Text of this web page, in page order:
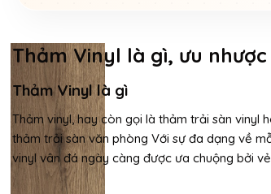
Thảm Vinyl là gì, ưu
Thảm Vinyl là gì
Thảm vinyl, hay còn gọi là thảm trải sàn vinyl
thảm trải sàn văn phòng Với sự đa dạng về
vinyl vân đá ngày càng được ưa chuộng bởi